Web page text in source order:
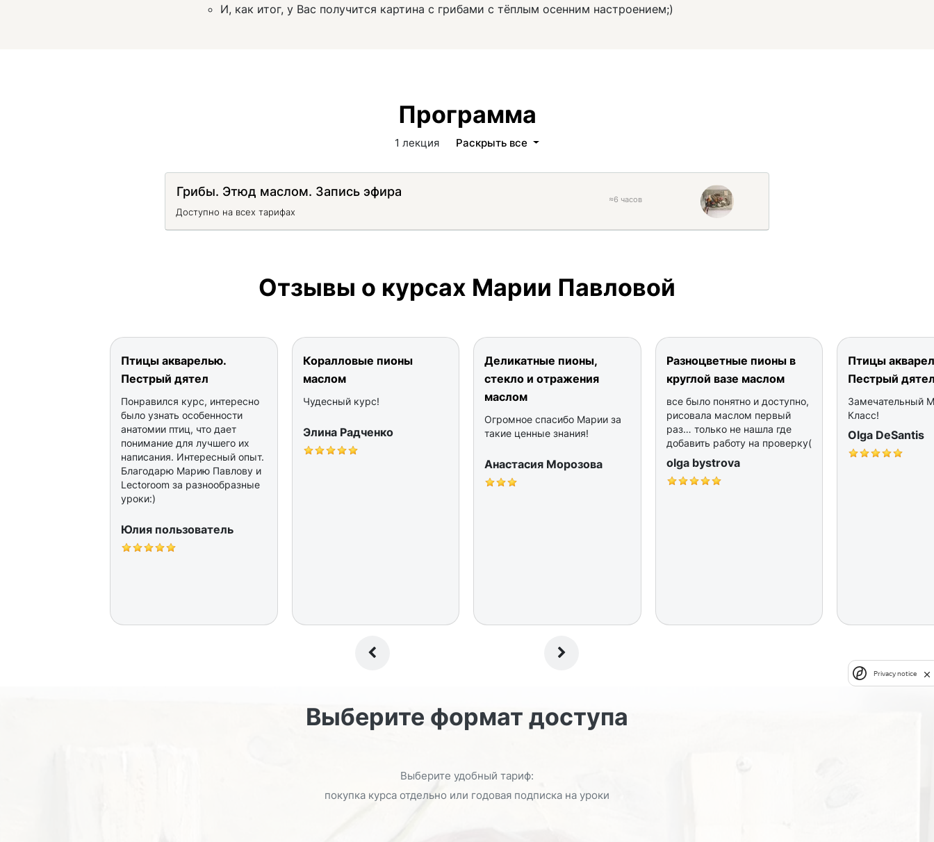
И, как итог, у Вас получится картина с грибами с тёплым осенним настроением;)
Программа
1 лекция Раскрыть все
Грибы. Этюд маслом. Запись эфира
Доступно на всех тарифах
≈6 часов
Отзывы о курсах Марии Павловой
Птицы акварелью.
Пестрый дятел
Понравился курс, интересно
было узнать особенности
анатомии птиц, что дает
понимание для лучшего их
написания. Интересный опыт.
Благодарю Марию Павлову и
Lectoroom за разнообразные
уроки:)
Юлия пользователь
Коралловые пионы
маслом
Чудесный курс!
Элина Радченко
Деликатные пионы,
стекло и отражения
маслом
Огромное спасибо Марии за
такие ценные знания!
Анастасия Морозова
Разноцветные пионы в
круглой вазе маслом
все было понятно и доступно,
рисовала маслом первый
раз… только не нашла где
добавить работу на проверку(
olga bystrova
Птицы
Пестрый
Замечательный
Класс!
Olga DeSantis
Выберите формат доступа
Выберите удобный тариф:
покупка курса отдельно или годовая подписка на уроки
Privacy notice